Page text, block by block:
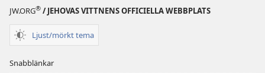
JW.ORG® / JEHOVAS VITTNENS OFFICIELLA WEBBPLATS
Ljust/mörkt tema
Snabblänkar